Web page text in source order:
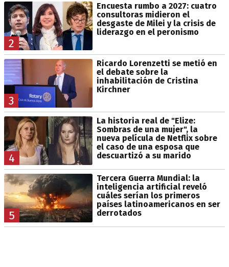
2
Encuesta rumbo a 2027: cuatro
consultoras midieron el
desgaste de Milei y la crisis de
liderazgo en el peronismo
3
Ricardo Lorenzetti se metió en
el debate sobre la
inhabilitación de Cristina
Kirchner
4
La historia real de "Elize:
Sombras de una mujer", la
nueva película de Netflix sobre
el caso de una esposa que
descuartizó a su marido
5
Tercera Guerra Mundial: la
inteligencia artificial reveló
cuáles serían los primeros
países latinoamericanos en ser
derrotados